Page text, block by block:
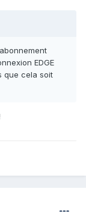
EDGE
que cela soit